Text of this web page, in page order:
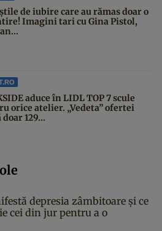
de iubire care au rămas doar o
Imagini tari cu Gina Pistol,
aduce în LIDL TOP 7 scule
orice atelier. „Vedeta” ofertei
doar 129...
depresia zâmbitoare și ce
cei din jur pentru a o